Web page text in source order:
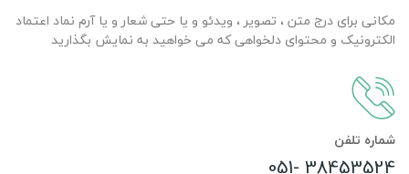
مکانی برای درج متن ، تصویر ، ویدئو و یا حتی شعار و یا آرم نماد اعتماد
الکترونیک و محتوای دلخواهی که می خواهید به نمایش بگذارید
شماره تلفن
38453524 -051